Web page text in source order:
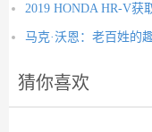
2019 HONDA HR-V获
马克·沃恩：老百姓的
猜你喜欢